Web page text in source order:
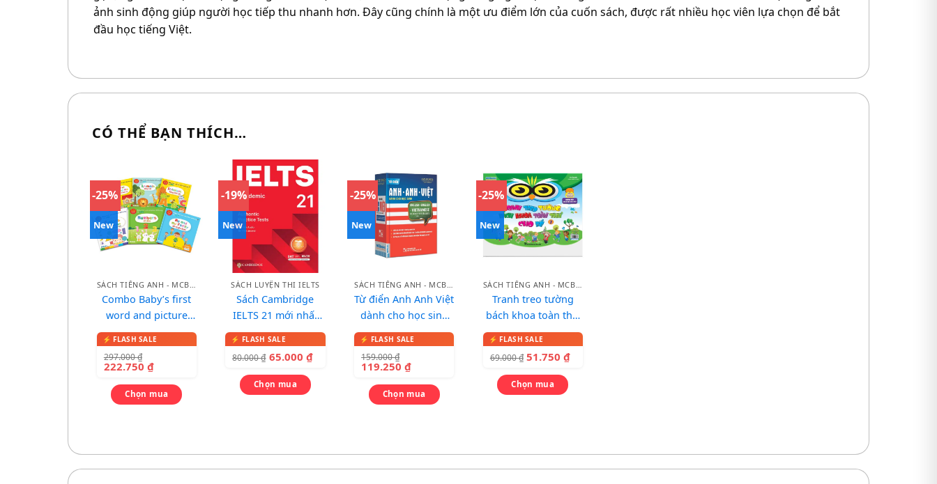
ảnh sinh động giúp người học tiếp thu nhanh hơn. Đây cũng chính là một ưu điểm lớn của cuốn sách, được rất nhiều học viên lựa chọn để bắt
đầu học tiếng Việt.
CÓ THỂ BẠN THÍCH…
-25%
New
Combo Baby’s first
word and picture
dictionary – Từ điển
song ngữ qua tranh
cho bé
297.000₫
222.750 ₫
Chọn mua
-19%
New
SÁCH LUYỆN THI IELTS
Sách Cambridge
IELTS 21 mới nhất
2026
80.000₫ 65.000 ₫
Chọn mua
-25%
New
Từ điển Anh Anh Việt
dành cho học sinh
(bìa xanh đỏ)
159.000₫
119.250₫
Chọn mua
-25%
New
Tranh treo tường
bách khoa toàn thư
cho bé
69.000₫ 51.750₫
Chọn mua